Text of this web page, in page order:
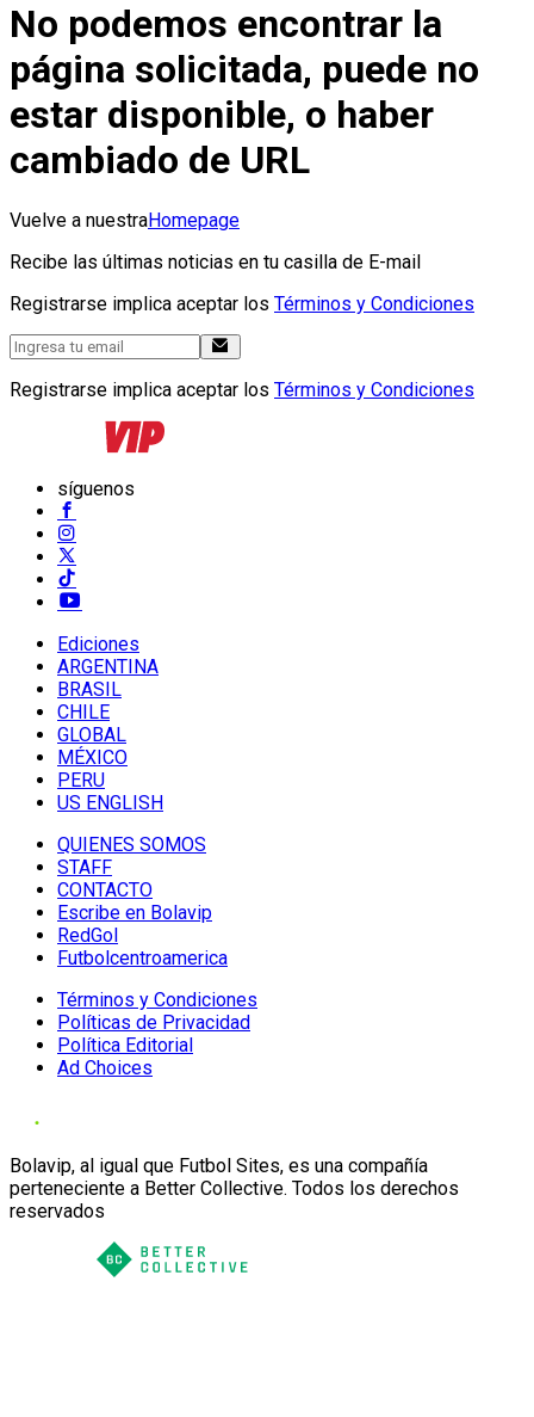
No podemos encontrar la
página solicitada, puede no
estar disponible, o haber
cambiado de URL
Vuelve a nuestraHomepage
Recibe las últimas noticias en tu casilla de E-mail
Registrarse implica aceptar los Términos y Condiciones
Registrarse implica aceptar los Términos y Condiciones
síguenos
Ediciones
ARGENTINA
BRASIL
CHILE
GLOBAL
MÉXICO
PERU
US ENGLISH
QUIENES SOMOS
STAFF
CONTACTO
Escribe en Bolavip
RedGol
Futbolcentroamerica
Términos y Condiciones
Políticas de Privacidad
Política Editorial
Ad Choices
Bolavip, al igual que Futbol Sites, es una compañía
perteneciente a Better Collective. Todos los derechos
reservados